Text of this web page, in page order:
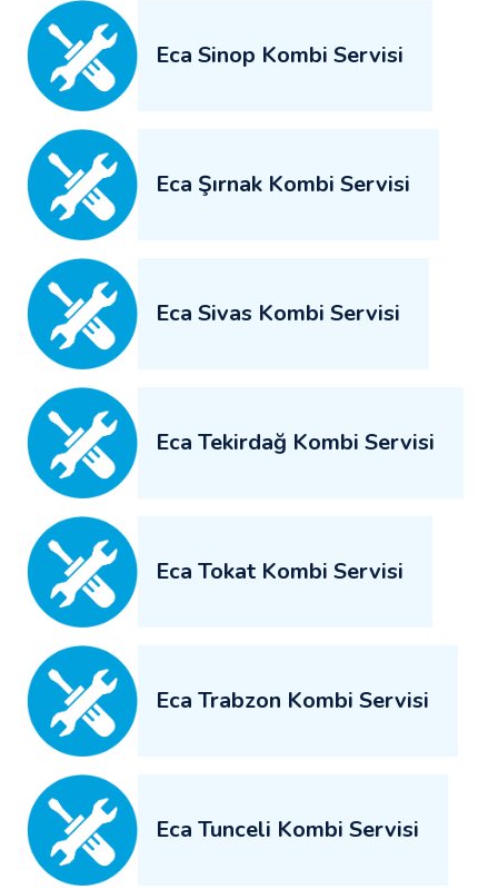
Eca Sinop Kombi Servisi
Eca Şırnak Kombi Servisi
Eca Sivas Kombi Servisi
Eca Tekirdağ Kombi Servisi
Eca Tokat Kombi Servisi
Eca Trabzon Kombi Servisi
Eca Tunceli Kombi Servisi